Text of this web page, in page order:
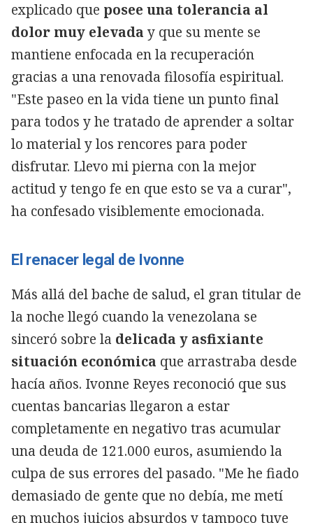
explicado que posee una tolerancia al
dolor muy elevada y que su mente se
mantiene enfocada en la recuperación
gracias a una renovada filosofía espiritual.
"Este paseo en la vida tiene un punto final
para todos y he tratado de aprender a soltar
lo material y los rencores para poder
disfrutar. Llevo mi pierna con la mejor
actitud y tengo fe en que esto se va a curar",
ha confesado visiblemente emocionada.
El renacer legal de Ivonne
Más allá del bache de salud, el gran titular de
la noche llegó cuando la venezolana se
sinceró sobre la delicada y asfixiante
situación económica que arrastraba desde
hacía años. Ivonne Reyes reconoció que sus
cuentas bancarias llegaron a estar
completamente en negativo tras acumular
una deuda de 121.000 euros, asumiendo la
culpa de sus errores del pasado. "Me he fiado
demasiado de gente que no debía, me metí
en muchos juicios absurdos y tampoco tuve